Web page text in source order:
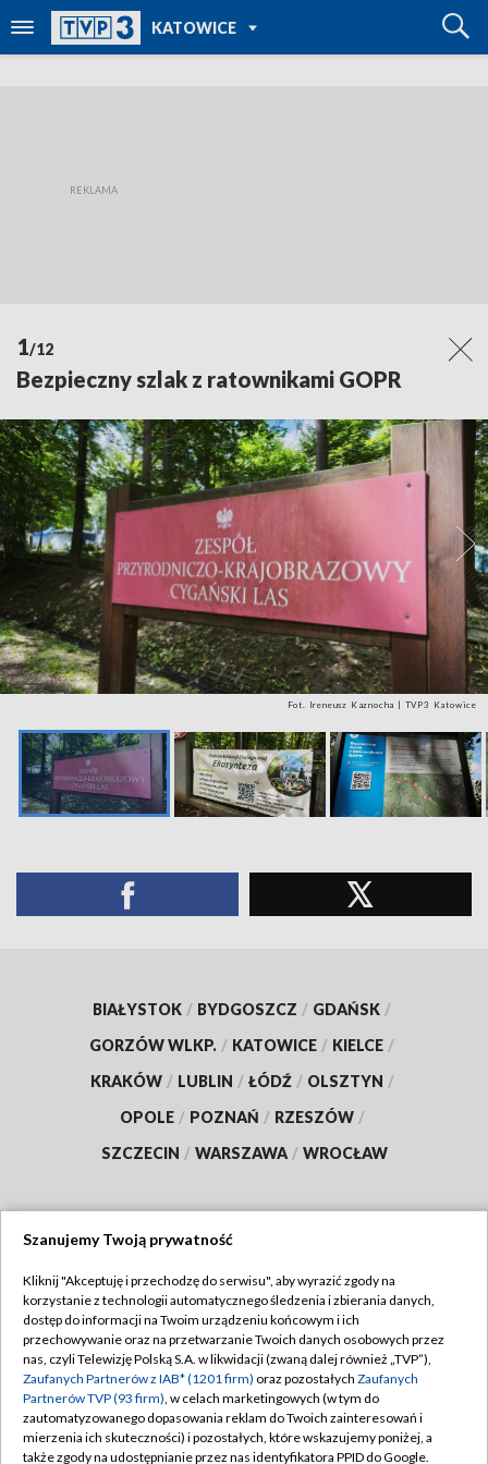
KATOWICE
TVP REGIONY
1/12
Bezpieczny szlak z ratownikami GOPR
Fot. Ireneusz Kaznocha | TVP3 Katowice
BIAŁYSTOK / BYDGOSZCZ / GDAŃSK /
GORZÓW WLKP. / KATOWICE / KIELCE /
KRAKÓW / LUBLIN / ŁÓDŹ / OLSZTYN /
OPOLE / POZNAŃ / RZESZÓW /
SZCZECIN / WARSZAWA / WROCŁAW
TVP
Abonament TVP
Emisja w TVP
Centrum informacji TVP
Naziemna Telewizja Cyfrowa
Regulamin TVP
Polityka prywatności
Moje zgody
Pomoc
Szanujemy Twoją prywatność
Kliknij "Akceptuję i przechodzę do serwisu", aby wyrazić zgody na
korzystanie z technologii automatycznego śledzenia i zbierania danych,
dostęp do informacji na Twoim urządzeniu końcowym i ich
przechowywanie oraz na przetwarzanie Twoich danych osobowych przez
nas, czyli Telewizję Polską S.A. w likwidacji (zwaną dalej również „TVP”),
Zaufanych Partnerów z IAB* (1201 firm) oraz pozostałych Zaufanych
Partnerów TVP (93 firm), w celach marketingowych (w tym do
zautomatyzowanego dopasowania reklam do Twoich zainteresowań i
mierzenia ich skuteczności) i pozostałych, które wskazujemy poniżej, a
także zgody na udostępnianie przez nas identyfikatora PPID do Google.